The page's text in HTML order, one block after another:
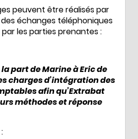
peuvent être réalisés par
échanges téléphoniques
les parties prenantes :
part de Marine à Eric de
charges d’intégration des
afin qu’Extrabat
méthodes et réponse